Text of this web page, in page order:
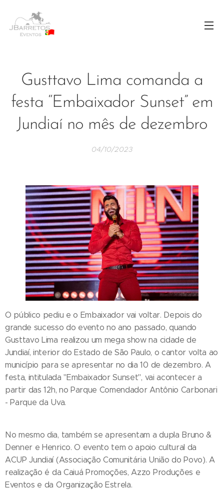
Gusttavo Lima comanda a
festa “Embaixador Sunset” em
Jundiaí no mês de dezembro
04/10/2023
O público pediu e o Embaixador vai voltar. Depois do
grande sucesso do evento no ano passado, quando
Gusttavo Lima realizou um mega show na cidade de
Jundiaí, interior do Estado de São Paulo, o cantor volta ao
município para se apresentar no dia 10 de dezembro. A
festa, intitulada "Embaixador Sunset", vai acontecer a
partir das 12h, no Parque Comendador Antônio Carbonari
- Parque da Uva.
No mesmo dia, também se apresentam a dupla Bruno &
Denner e Henrico. O evento tem o apoio cultural da
ACUP Jundiaí (Associação Comunitária União do Povo). A
realização é da Caiuá Promoções, Azzo Produções e
Eventos e da Organização Estrela.